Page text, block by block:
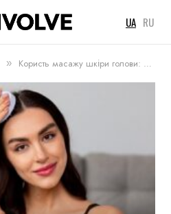
UA RU
» Користь масажу шкіри голови: Поліпшення здоров’я волосся